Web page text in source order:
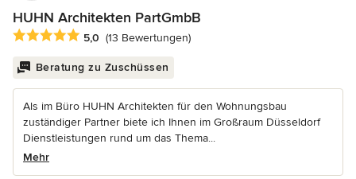
HUHN Architekten PartGmbB
Durchschnittliche Bewertung: 5 von 5 Sternen
5,0 (13 Bewertungen)
Beratung zu Zuschüssen
Als im Büro HUHN Architekten für den Wohnungsbau
zuständiger Partner biete ich Ihnen im Großraum Düsseldorf
Dienstleistungen rund um das Thema...
Mehr